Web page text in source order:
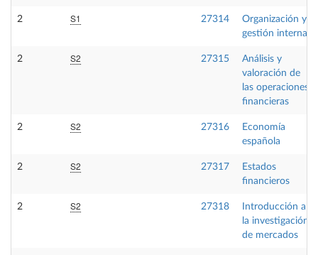
2 S1 27314
Organización y
gestión interna
2 S2 27315
Análisis y
valoración de
las operaciones
financieras
2 S2 27316
Economía
española
2 S2 27317
Estados
financieros
2 S2 27318
Introducción a
la investigación
de mercados